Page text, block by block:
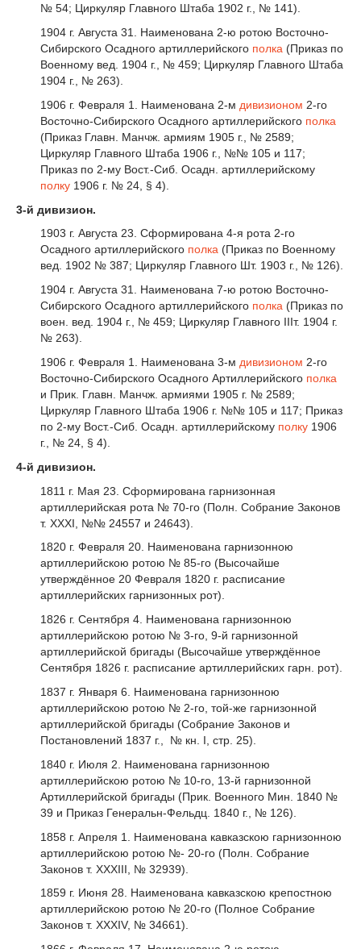
№ 54; Циркуляр Главного Штаба 1902 г., № 141).
1904 г. Августа 31. Наименована 2-ю ротою Восточно-
Сибирского Осадного артиллерийского полка (Приказ по
Военному вед. 1904 г., № 459; Циркуляр Главного Штаба
1904 г., № 263).
1906 г. Февраля 1. Наименована 2-м дивизионом 2-го
Восточно-Сибирского Осадного артиллерийского полка
(Приказ Главн. Манчж. армиям 1905 г., № 2589;
Циркуляр Главного Штаба 1906 г., №№ 105 и 117;
Приказ по 2-му Вост.-Сиб. Осадн. артиллерийскому
полку 1906 г. № 24, § 4).
3-й дивизион.
1903 г. Августа 23. Сформирована 4-я рота 2-го
Осадного артиллерийского полка (Приказ по Военному
вед. 1902 № 387; Циркуляр Главного Шт. 1903 г., № 126).
1904 г. Августа 31. Наименована 7-ю ротою Восточно-
Сибирского Осадного артиллерийского полка (Приказ по
воен. вед. 1904 г., № 459; Циркуляр Главного IIIт. 1904 г.
№ 263).
1906 г. Февраля 1. Наименована 3-м дивизионом 2-го
Восточно-Сибирского Осадного Артиллерийского полка
и Прик. Главн. Манчж. армиями 1905 г. № 2589;
Циркуляр Главного Штаба 1906 г. №№ 105 и 117; Приказ
по 2-му Вост.-Сиб. Осадн. артиллерийскому полку 1906
г., № 24, § 4).
4-й дивизион.
1811 г. Мая 23. Сформирована гарнизонная
артиллерийская рота № 70-го (Полн. Собрание Законов
т. XXXI, №№ 24557 и 24643).
1820 г. Февраля 20. Наименована гарнизонною
артиллерийскою ротою № 85-го (Высочайше
утверждённое 20 Февраля 1820 г. расписание
артиллерийских гарнизонных рот).
1826 г. Сентября 4. Наименована гарнизонною
артиллерийскою ротою № 3-го, 9-й гарнизонной
артиллерийской бригады (Высочайше утверждённое
Сентября 1826 г. расписание артиллерийских гарн. рот).
1837 г. Января 6. Наименована гарнизонною
артиллерийскою ротою № 2-го, той-же гарнизонной
артиллерийской бригады (Собрание Законов и
Постановлений 1837 г., № кн. I, стр. 25).
1840 г. Июля 2. Наименована гарнизонною
артиллерийскою ротою № 10-го, 13-й гарнизонной
Артиллерийской бригады (Прик. Военного Мин. 1840 №
39 и Приказ Генеральн-Фельдц. 1840 г., № 126).
1858 г. Апреля 1. Наименована кавказскою гарнизонною
артиллерийскою ротою №- 20-го (Полн. Собрание
Законов т. XXXIII, № 32939).
1859 г. Июня 28. Наименована кавказскою крепостною
артиллерийскою ротою № 20-го (Полное Собрание
Законов т. XXXIV, № 34661).